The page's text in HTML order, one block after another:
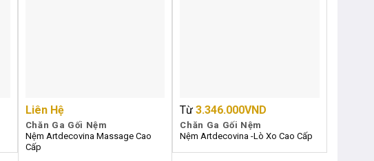
Chăn Ga Gối Nệm
Nệm Artdecovina Massage Cao
Cấp
Liên Hệ
Chăn Ga Gối Nệm
Nệm Artdecovina -Lò Xo Cao Cấp
Từ3.346.000VND